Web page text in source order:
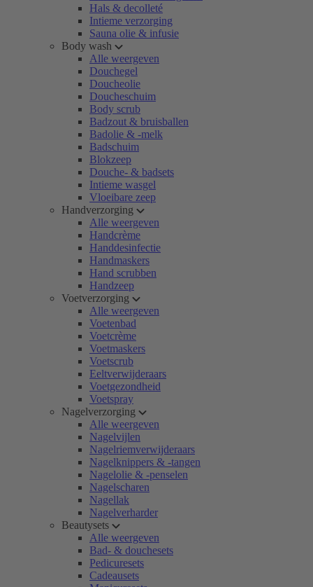
Hals & decolleté
Intieme verzorging
Sauna olie & infusie
Body wash
Alle weergeven
Douchegel
Doucheolie
Doucheschuim
Body scrub
Badzout & bruisballen
Badolie & -melk
Badschuim
Blokzeep
Douche- & badsets
Intieme wasgel
Vloeibare zeep
Handverzorging
Alle weergeven
Handcrème
Handdesinfectie
Handmaskers
Hand scrubben
Handzeep
Voetverzorging
Alle weergeven
Voetenbad
Voetcrème
Voetmaskers
Voetscrub
Eeltverwijderaars
Voetgezondheid
Voetspray
Nagelverzorging
Alle weergeven
Nagelvijlen
Nagelriemverwijderaars
Nagelknippers & -tangen
Nagelolie & -penselen
Nagelscharen
Nagellak
Nagelverharder
Beautysets
Alle weergeven
Bad- & douchesets
Pedicuresets
Cadeausets